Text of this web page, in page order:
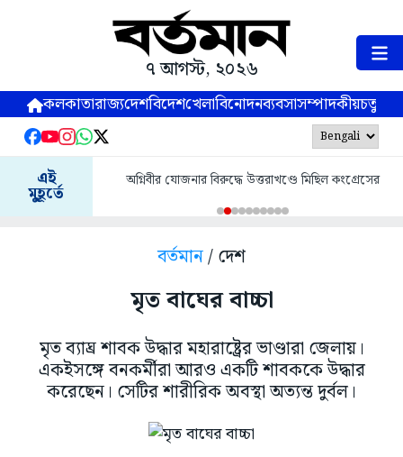
৭ আগস্ট, ২০২৬
কলকাতারাজ্যদেশবিদেশখেলাবিনোদনব্যবসাসম্পাদকীয়
এই
মুহূর্তে
অগ্নিবীর যোজনার বিরুদ্ধে উত্তরাখণ্ডে মিছিল কংগ্রেসের
বর্তমান/ দেশ
মৃত বাঘের বাচ্চা
মৃত ব্যাঘ্র শাবক উদ্ধার মহারাষ্ট্রের ভাণ্ডারা জেলায়।
একইসঙ্গে বনকর্মীরা আরও একটি শাবককে উদ্ধার
করেছেন। সেটির শারীরিক অবস্থা অত্যন্ত দুর্বল।